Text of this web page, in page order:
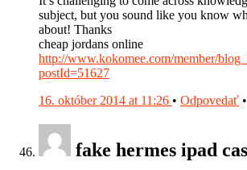
subject, but you sound like you know
about! Thanks
cheap jordans online
http://www.kokomee.com/member/
postId=51627
16. október 2014 at 11:26 • Odpovedať •
fake hermes ipad